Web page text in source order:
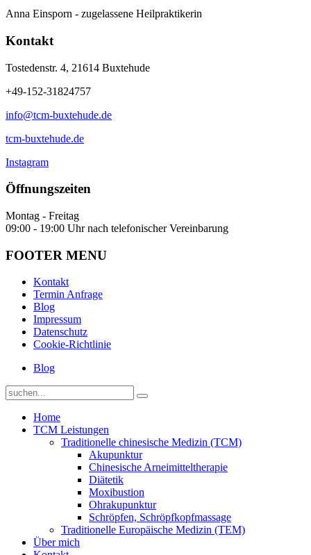
Anna Einsporn - zugelassene Heilpraktikerin
Kontakt
Tostedenstr. 4, 21614 Buxtehude
+49-152-31824757
info@tcm-buxtehude.de
tcm-buxtehude.de
Instagram
Öffnungszeiten
Montag - Freitag
09:00 - 19:00 Uhr nach telefonischer Vereinbarung
FOOTER MENU
Kontakt
Termin Anfrage
Blog
Impressum
Datenschutz
Cookie-Richtlinie
Blog
Home
TCM Leistungen
Traditionelle chinesische Medizin (TCM)
Akupunktur
Chinesische Arneimitteltherapie
Diätetik
Moxibustion
Ohrakupunktur
Schröpfen, Schröpfkopfmassage
Traditionelle Europäische Medizin (TEM)
Über mich